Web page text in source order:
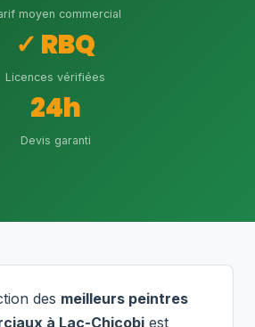
moyen commercial
✓ RBQ
Licences vérifiées
24h
Devis garanti
des meilleurs peintres
à Lac-Chicobiest